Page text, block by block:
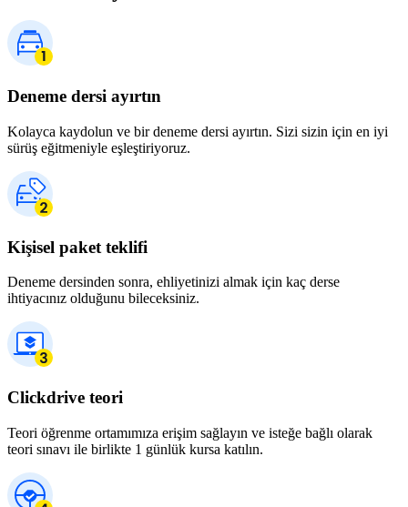
Deneme dersi ayırtın
Kolayca kaydolun ve bir deneme dersi ayırtın. Sizi sizin için en iyi
sürüş eğitmeniyle eşleştiriyoruz.
Kişisel paket teklifi
Deneme dersinden sonra, ehliyetinizi almak için kaç derse
ihtiyacınız olduğunu bileceksiniz.
Clickdrive teori
Teori öğrenme ortamımıza erişim sağlayın ve isteğe bağlı olarak
teori sınavı ile birlikte 1 günlük kursa katılın.